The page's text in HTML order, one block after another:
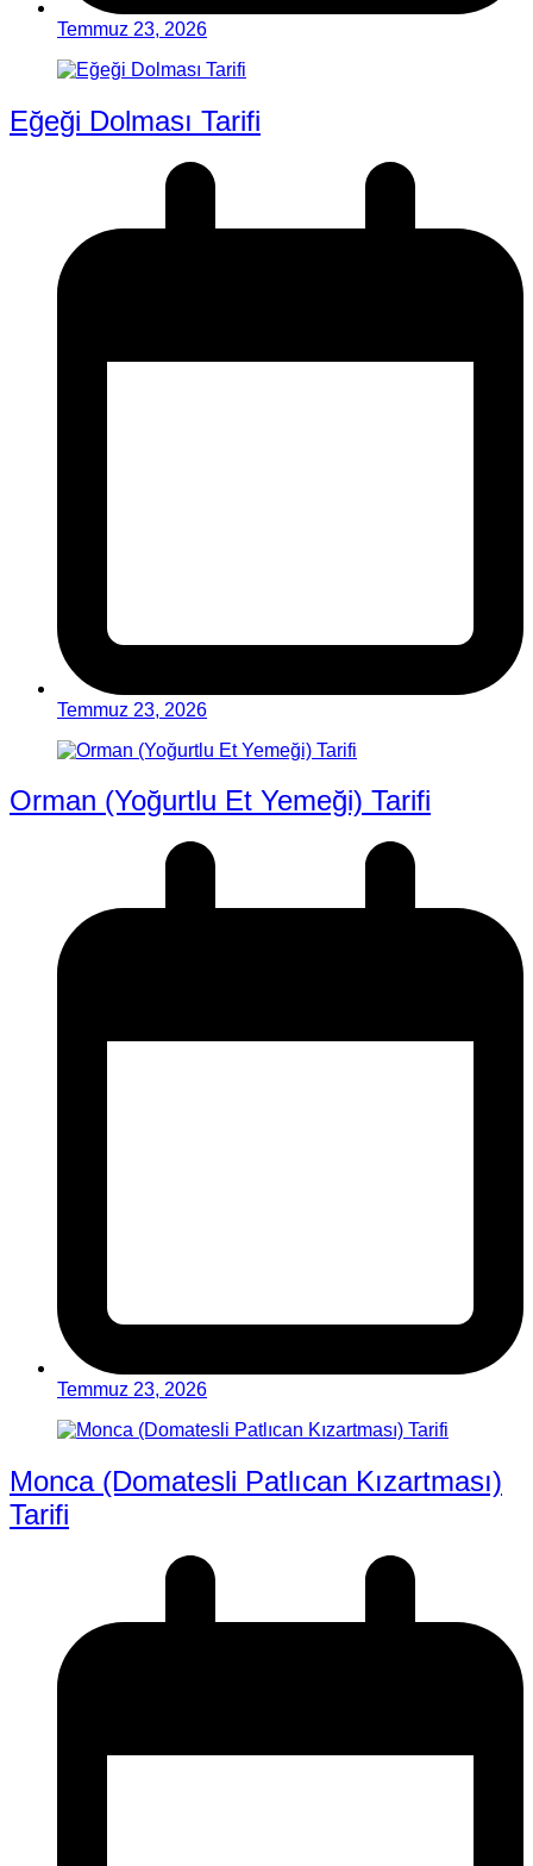
Temmuz 23, 2026
Eğeği Dolması Tarifi
Temmuz 23, 2026
Orman (Yoğurtlu Et Yemeği) Tarifi
Temmuz 23, 2026
Monca (Domatesli Patlıcan Kızartması)
Tarifi